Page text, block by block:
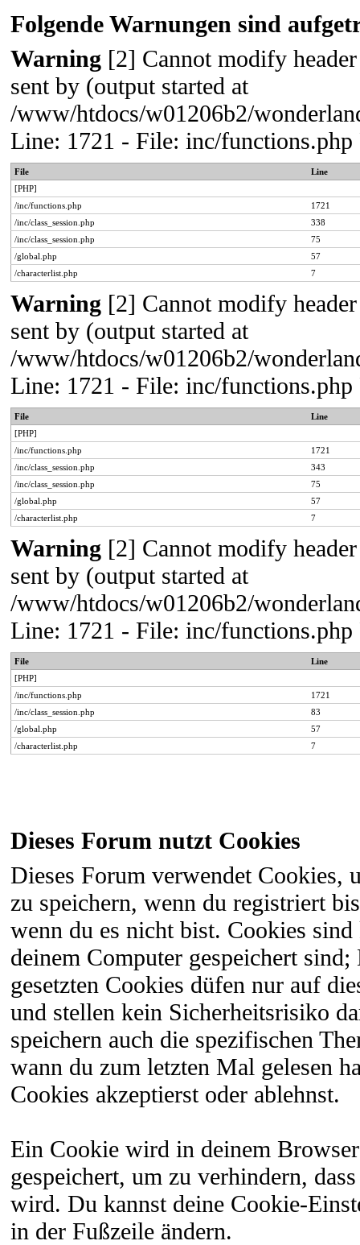
Folgende Warnungen sind
Warning [2] Cannot modify
sent by (output started at
/www/htdocs/w01206b2/
Line: 1721 - File: inc/
File
Line
[PHP]
/inc/functions.php
1721
/inc/class_session.php
338
/inc/class_session.php
75
/global.php
57
/characterlist.php
7
Warning [2] Cannot modify
sent by (output started at
/www/htdocs/w01206b2/
Line: 1721 - File: inc/
File
Line
[PHP]
/inc/functions.php
1721
/inc/class_session.php
343
/inc/class_session.php
75
/global.php
57
/characterlist.php
7
Warning [2] Cannot modify
sent by (output started at
/www/htdocs/w01206b2/
Line: 1721 - File: inc/
File
Line
[PHP]
/inc/functions.php
1721
/inc/class_session.php
83
/global.php
57
/characterlist.php
7
Dieses Forum nutzt Cookies
Dieses Forum verwendet Cookies,
zu speichern, wenn du registriert
wenn du es nicht bist. Cookies
deinem Computer gespeichert
gesetzten Cookies düfen nur auf
und stellen kein Sicherheitsrisiko
speichern auch die spezifischen
wann du zum letzten Mal gelesen
Cookies akzeptierst oder ablehnst.
Ein Cookie wird in deinem
gespeichert, um zu verhindern,
wird. Du kannst deine Cookie-
in der Fußzeile ändern.